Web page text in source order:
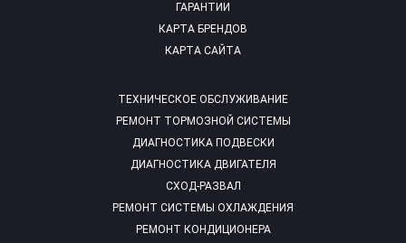
ТЕХНИЧЕСКОЕ ОБСЛУЖИВАНИЕ
РЕМОНТ ТОРМОЗНОЙ СИСТЕМЫ
ДИАГНОСТИКА ПОДВЕСКИ
ДИАГНОСТИКА ДВИГАТЕЛЯ
СХОД-РАЗВАЛ
РЕМОНТ СИСТЕМЫ ОХЛАЖДЕНИЯ
РЕМОНТ КОНДИЦИОНЕРА
ГАРАНТИИ
КАРТА БРЕНДОВ
КАРТА САЙТА